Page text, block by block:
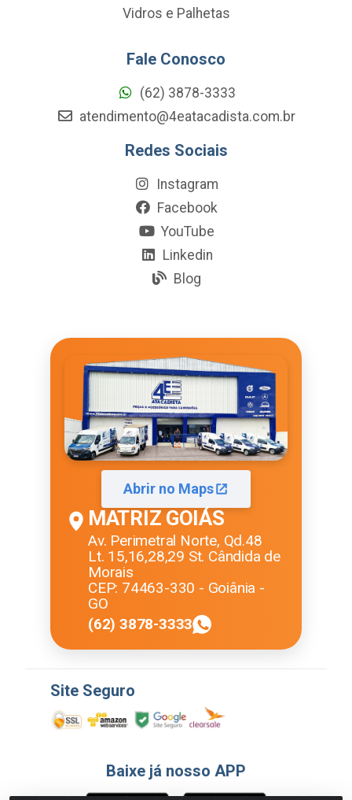
Vidros e Palhetas
Fale Conosco
(62) 3878-3333
atendimento@4eatacadista.com.br
Redes Sociais
Instagram
Facebook
YouTube
Linkedin
Blog
Abrir no Maps
MATRIZ GOIÁS
Av. Perimetral Norte, Qd.48
Lt. 15,16,28,29 St. Cândida de
Morais
CEP: 74463-330 - Goiânia -
GO
(62) 3878-3333
Site Seguro
Baixe já nosso APP